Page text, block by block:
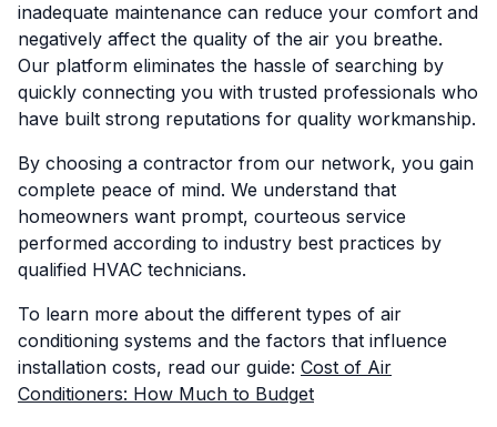
inadequate maintenance can reduce your comfort and
negatively affect the quality of the air you breathe.
Our platform eliminates the hassle of searching by
quickly connecting you with trusted professionals who
have built strong reputations for quality workmanship.
By choosing a contractor from our network, you gain
complete peace of mind. We understand that
homeowners want prompt, courteous service
performed according to industry best practices by
qualified HVAC technicians.
To learn more about the different types of air
conditioning systems and the factors that influence
installation costs, read our guide: Cost of Air
Conditioners: How Much to Budget